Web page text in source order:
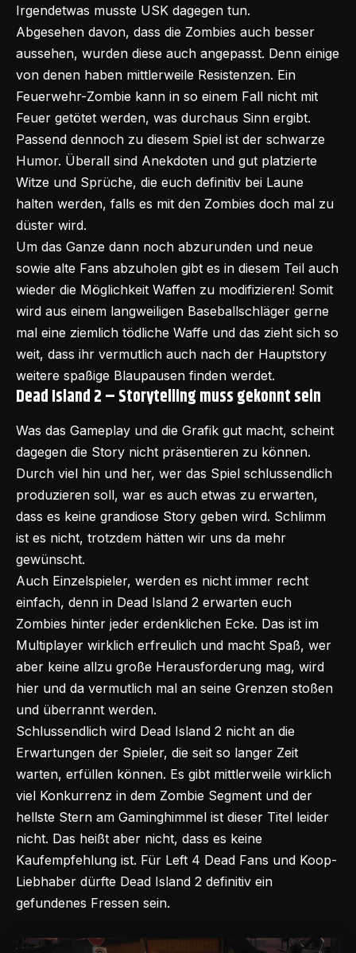
Irgendetwas musste USK dagegen tun.
Abgesehen davon, dass die Zombies auch besser
aussehen, wurden diese auch angepasst. Denn einige
von denen haben mittlerweile Resistenzen. Ein
Feuerwehr-Zombie kann in so einem Fall nicht mit
Feuer getötet werden, was durchaus Sinn ergibt.
Passend dennoch zu diesem Spiel ist der schwarze
Humor. Überall sind Anekdoten und gut platzierte
Witze und Sprüche, die euch definitiv bei Laune
halten werden, falls es mit den Zombies doch mal zu
düster wird.
Um das Ganze dann noch abzurunden und neue
sowie alte Fans abzuholen gibt es in diesem Teil auch
wieder die Möglichkeit Waffen zu modifizieren! Somit
wird aus einem langweiligen Baseballschläger gerne
mal eine ziemlich tödliche Waffe und das zieht sich so
weit, dass ihr vermutlich auch nach der Hauptstory
weitere spaßige Blaupausen finden werdet.
Dead Island 2 – Storytelling muss gekonnt sein
Was das Gameplay und die Grafik gut macht, scheint
dagegen die Story nicht präsentieren zu können.
Durch viel hin und her, wer das Spiel schlussendlich
produzieren soll, war es auch etwas zu erwarten,
dass es keine grandiose Story geben wird. Schlimm
ist es nicht, trotzdem hätten wir uns da mehr
gewünscht.
Auch Einzelspieler, werden es nicht immer recht
einfach, denn in Dead Island 2 erwarten euch
Zombies hinter jeder erdenklichen Ecke. Das ist im
Multiplayer wirklich erfreulich und macht Spaß, wer
aber keine allzu große Herausforderung mag, wird
hier und da vermutlich mal an seine Grenzen stoßen
und überrannt werden.
Schlussendlich wird Dead Island 2 nicht an die
Erwartungen der Spieler, die seit so langer Zeit
warten, erfüllen können. Es gibt mittlerweile wirklich
viel Konkurrenz in dem Zombie Segment und der
hellste Stern am Gaminghimmel ist dieser Titel leider
nicht. Das heißt aber nicht, dass es keine
Kaufempfehlung ist. Für Left 4 Dead Fans und Koop-
Liebhaber dürfte Dead Island 2 definitiv ein
gefundenes Fressen sein.